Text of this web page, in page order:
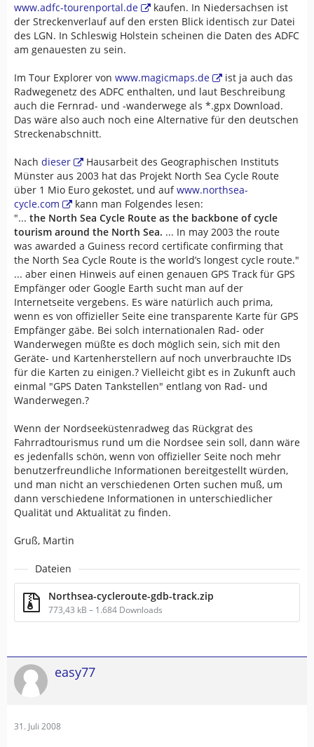
www.adfc-tourenportal.de
kaufen. In Niedersachsen ist
der Streckenverlauf auf den ersten Blick identisch zur Datei
des LGN. In Schleswig Holstein scheinen die Daten des ADFC
am genauesten zu sein.
Im Tour Explorer von www.magicmaps.de
ist ja auch das
Radwegenetz des ADFC enthalten, und laut Beschreibung
auch die Fernrad- und -wanderwege als *.gpx Download.
Das wäre also auch noch eine Alternative für den deutschen
Streckenabschnitt.
Nach dieser
Hausarbeit des Geographischen Instituts
Münster aus 2003 hat das Projekt North Sea Cycle Route
über 1 Mio Euro gekostet, und aufwww.northsea-
cycle.com
kann man Folgendes lesen:
"... the North Sea Cycle Route as the backbone of cycle
tourism around the North Sea. ... In may 2003 the route
was awarded a Guiness record certificate confirming that
the North Sea Cycle Route is the world’s longest cycle route."
... aber einen Hinweis auf einen genauen GPS Track für GPS
Empfänger oder Google Earth sucht man auf der
Internetseite vergebens. Es wäre natürlich auch prima,
wenn es von offizieller Seite eine transparente Karte für GPS
Empfänger gäbe. Bei solch internationalen Rad- oder
Wanderwegen müßte es doch möglich sein, sich mit den
Geräte- und Kartenherstellern auf noch unverbrauchte IDs
für die Karten zu einigen.? Vielleicht gibt es in Zukunft auch
einmal "GPS Daten Tankstellen" entlang von Rad- und
Wanderwegen.?
Wenn der Nordseeküstenradweg das Rückgrat des
Fahrradtourismus rund um die Nordsee sein soll, dann wäre
es jedenfalls schön, wenn von offizieller Seite noch mehr
benutzerfreundliche Informationen bereitgestellt würden,
und man nicht an verschiedenen Orten suchen muß, um
dann verschiedene Informationen in unterschiedlicher
Qualität und Aktualität zu finden.
Gruß, Martin
Dateien
Northsea-cycleroute-gdb-track.zip
773,43 kB – 1.684 Downloads
easy77
31. Juli 2008